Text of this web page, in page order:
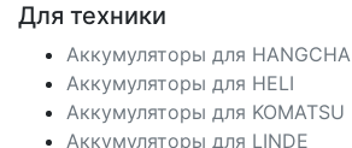
Для техники
Аккумуляторы для HANGCHA
Аккумуляторы для HELI
Аккумуляторы для KOMATSU
Аккумуляторы для LINDE